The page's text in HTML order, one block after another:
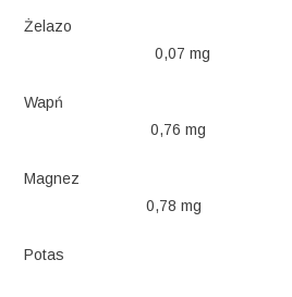
0,07 mg
0,76 mg
0,78 mg
Potas